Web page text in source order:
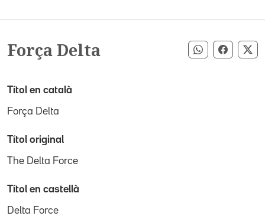
Força Delta Compartir
Títol en català
Força Delta
Títol original
The Delta Force
Títol en castellà
Delta Force